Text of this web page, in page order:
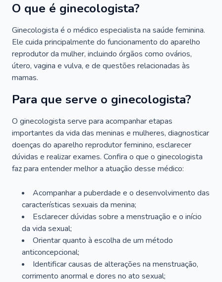
O que é ginecologista?
Ginecologista é o médico especialista na saúde feminina.
Ele cuida principalmente do funcionamento do aparelho
reprodutor da mulher, incluindo órgãos como ovários,
útero, vagina e vulva, e de questões relacionadas às
mamas.
Para que serve o ginecologista?
O ginecologista serve para acompanhar etapas
importantes da vida das meninas e mulheres, diagnosticar
doenças do aparelho reprodutor feminino, esclarecer
dúvidas e realizar exames. Confira o que o ginecologista
faz para entender melhor a atuação desse médico:
Acompanhar a puberdade e o desenvolvimento das
características sexuais da menina;
Esclarecer dúvidas sobre a menstruação e o início
da vida sexual;
Orientar quanto à escolha de um método
anticoncepcional;
Identificar causas de alterações na menstruação,
corrimento anormal e dores no ato sexual;